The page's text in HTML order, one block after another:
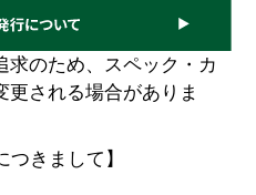
のため、スペック・カ
更される場合がありま
つきまして】